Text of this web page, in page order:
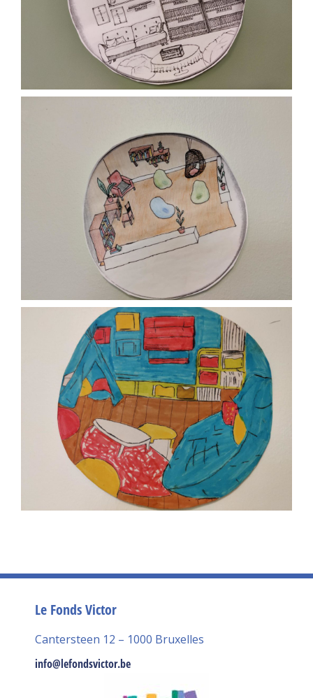
Le Fonds Victor
Cantersteen 12 – 1000 Bruxelles
info@lefondsvictor.be